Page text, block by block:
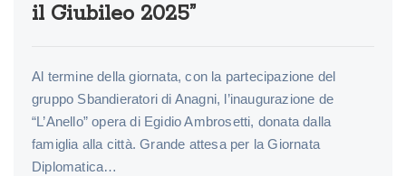
il Giubileo 2025”
Al termine della giornata, con la partecipazione del
gruppo Sbandieratori di Anagni, l’inaugurazione de
“L’Anello” opera di Egidio Ambrosetti, donata dalla
famiglia alla città. Grande attesa per la Giornata
Diplomatica…